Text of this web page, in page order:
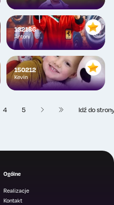
132186
Antoni
150212
Kevin
4 5 Następna
54 Idź do
Ogólne
Realizacje
Kontakt